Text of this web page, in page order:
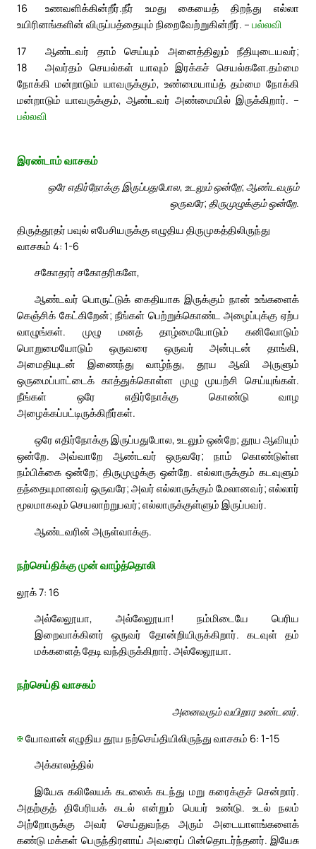
உணவளிக்கின்றீர்.
16
நீர் உமது கையைத் திறந்து எல்லா
உயிரினங்களின் விருப்பத்தையும் நிறைவேற்றுகின்றீர். – பல்லவி
17
ஆண்டவர் தாம் செய்யும் அனைத்திலும் நீதியுடையவர்;
அவர்தம் செயல்கள் யாவும் இரக்கச் செயல்களே.
18
தம்மை
நோக்கி மன்றாடும் யாவருக்கும், உண்மையாய்த் தம்மை நோக்கி
மன்றாடும் யாவருக்கும், ஆண்டவர் அண்மையில் இருக்கிறார். –
பல்லவி
இரண்டாம் வாசகம்
ஒரே எதிர்நோக்கு இருப்பதுபோல, உடலும் ஒன்றே; ஆண்டவரும்
ஒருவரே; திருமுழுக்கும் ஒன்றே.
திருத்தூதர் பவுல் எபேசியருக்கு எழுதிய திருமுகத்திலிருந்து
வாசகம் 4: 1-6
சகோதரர் சகோதரிகளே,
ஆண்டவர் பொருட்டுக் கைதியாக இருக்கும் நான் உங்களைக்
கெஞ்சிக் கேட்கிறேன்; நீங்கள் பெற்றுக்கொண்ட அழைப்புக்கு ஏற்ப
வாழுங்கள். முழு மனத் தாழ்மையோடும் கனிவோடும்
பொறுமையோடும் ஒருவரை ஒருவர் அன்புடன் தாங்கி,
அமைதியுடன் இணைந்து வாழ்ந்து, தூய ஆவி அருளும்
ஒருமைப்பாட்டைக் காத்துக்கொள்ள முழு முயற்சி செய்யுங்கள்.
நீங்கள் ஒரே எதிர்நோக்கு கொண்டு வாழ
அழைக்கப்பட்டிருக்கிறீர்கள்.
ஒரே எதிர்நோக்கு இருப்பதுபோல, உடலும் ஒன்றே; தூய ஆவியும்
ஒன்றே. அவ்வாறே ஆண்டவர் ஒருவரே; நாம் கொண்டுள்ள
நம்பிக்கை ஒன்றே; திருமுழுக்கு ஒன்றே. எல்லாருக்கும் கடவுளும்
தந்தையுமானவர் ஒருவரே; அவர் எல்லாருக்கும் மேலானவர்; எல்லார்
மூலமாகவும் செயலாற்றுபவர்; எல்லாருக்குள்ளும் இருப்பவர்.
ஆண்டவரின் அருள்வாக்கு.
நற்செய்திக்கு முன் வாழ்த்தொலி
லூக் 7: 16
அல்லேலூயா, அல்லேலூயா! நம்மிடையே பெரிய
இறைவாக்கினர் ஒருவர் தோன்றியிருக்கிறார். கடவுள் தம்
மக்களைத் தேடி வந்திருக்கிறார். அல்லேலூயா.
நற்செய்தி வாசகம்
அனைவரும் வயிறார உண்டனர்.
✠யோவான் எழுதிய தூய நற்செய்தியிலிருந்து வாசகம் 6: 1-15
அக்காலத்தில்
இயேசு கலிலேயக் கடலைக் கடந்து மறு கரைக்குச் சென்றார்.
அதற்குத் திபேரியக் கடல் என்றும் பெயர் உண்டு. உடல் நலம்
அற்றோருக்கு அவர் செய்துவந்த அரும் அடையாளங்களைக்
கண்டு மக்கள் பெருந்திரளாய் அவரைப் பின்தொடர்ந்தனர். இயேசு